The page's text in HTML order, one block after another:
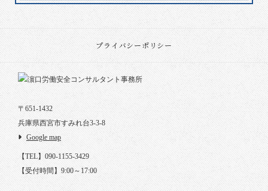
プライバシーポリシー
〒651-1432
兵庫県西宮市すみれ台3-3-8
Google map
【TEL】090-1155-3429
【受付時間】9:00～17:00